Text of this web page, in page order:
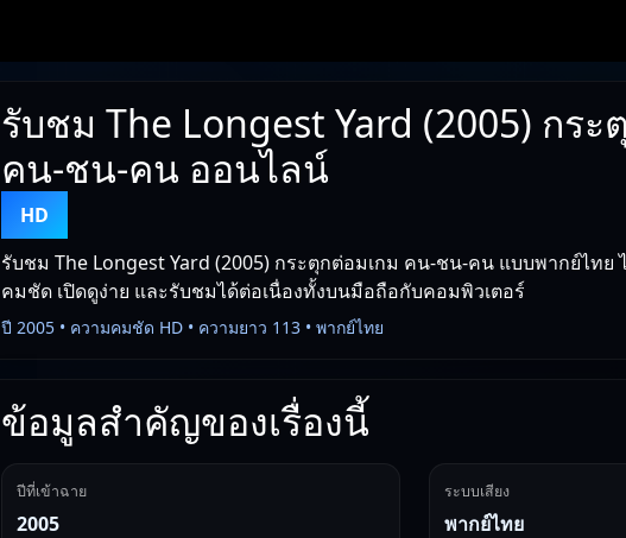
รับชม The Longest Yard (2005) กระ
คน-ชน-คน ออนไลน์
HD
รับชม The Longest Yard (2005) กระตุกต่อมเกม คน-ชน-คน แบบพากย์ไทย
คมชัด เปิดดูง่าย และรับชมได้ต่อเนื่องทั้งบนมือถือกับคอมพิวเตอร์
ปี 2005 • ความคมชัด HD • ความยาว 113 • พากย์ไทย
ข้อมูลสำคัญของเรื่องนี้
ปีที่เข้าฉาย
2005
ระบบเสียง
พากย์ไทย